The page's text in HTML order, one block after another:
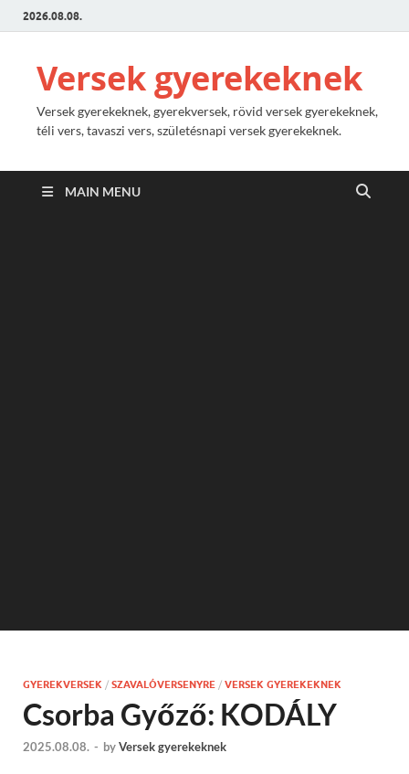
2026.08.08.
Versek gyerekeknek
Versek gyerekeknek, gyerekversek, rövid versek gyerekeknek,
téli vers, tavaszi vers, születésnapi versek gyerekeknek.
MAIN MENU
GYEREKVERSEK / SZAVALÓVERSENYRE / VERSEK GYEREKEKNEK
Csorba Győző: KODÁLY
2025.08.08. - byVersek gyerekeknek